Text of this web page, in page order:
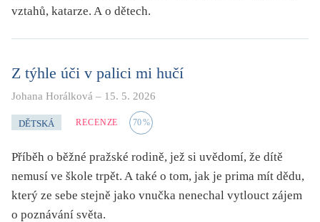
vztahů, katarze. A o dětech.
Z týhle úči v palici mi hučí
Johana Horálková – 15. 5. 2026
DĚTSKÁ RECENZE 70%
Příběh o běžné pražské rodině, jež si uvědomí, že dítě
nemusí ve škole trpět. A také o tom, jak je prima mít dědu,
který ze sebe stejně jako vnučka nenechal vytlouct zájem
o poznávání světa.